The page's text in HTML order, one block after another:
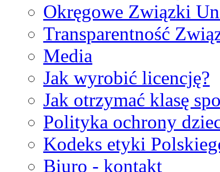
Okręgowe Związki
Transparentność
Media
Jak wyrobić licencję?
Jak otrzymać klasę
Polityka ochrony
Kodeks etyki
Biuro - kontakt